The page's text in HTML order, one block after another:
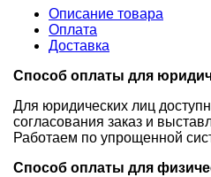
Описание товара
Оплата
Доставка
Способ оплаты для
Для юридических лиц
согласования заказ и
Работаем по упрощенной
Способ оплаты для